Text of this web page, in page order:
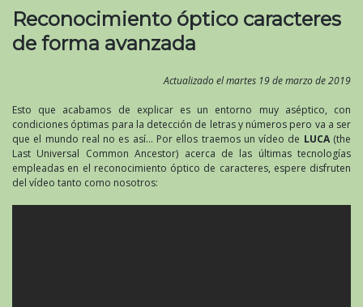
Reconocimiento óptico caracteres
de forma avanzada
Actualizado el martes 19 de marzo de 2019
Esto que acabamos de explicar es un entorno muy aséptico, con
condiciones óptimas para la detección de letras y números pero va a ser
que el mundo real no es así… Por ellos traemos un vídeo de LUCA(the
Last Universal Common Ancestor) acerca de las últimas tecnologías
empleadas en el reconocimiento óptico de caracteres, espere disfruten
del vídeo tanto como nosotros: